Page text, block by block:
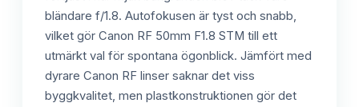
bländare f/1.8. Autofokusen är tyst och snabb,
vilket gör Canon RF 50mm F1.8 STM till ett
utmärkt val för spontana ögonblick. Jämfört med
dyrare Canon RF linser saknar det viss
byggkvalitet, men plastkonstruktionen gör det